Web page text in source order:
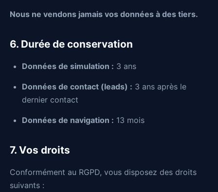
Nous ne vendons jamais vos données à des tiers.
6. Durée de conservation
Données de simulation : 3 ans
Données de contact (leads) : 3 ans après le
dernier contact
Données de navigation : 13 mois
7. Vos droits
Conformément au RGPD, vous disposez des droits
suivants :